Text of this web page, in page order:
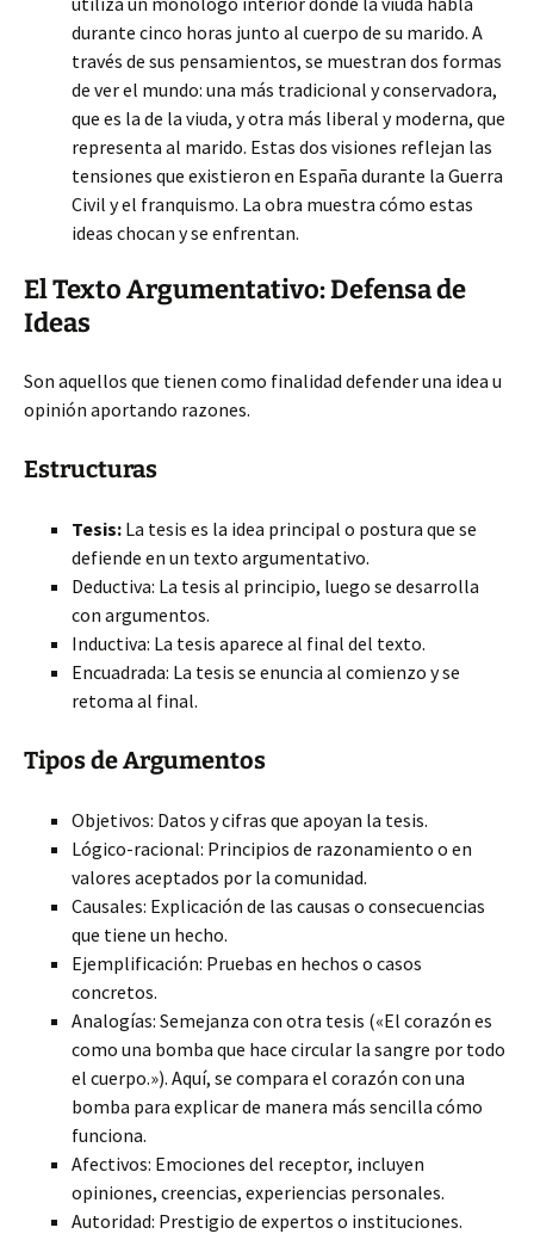
durante cinco horas junto al cuerpo de su marido. A
través de sus pensamientos, se muestran dos formas
de ver el mundo: una más tradicional y conservadora,
que es la de la viuda, y otra más liberal y moderna, que
representa al marido. Estas dos visiones reflejan las
tensiones que existieron en España durante la Guerra
Civil y el franquismo. La obra muestra cómo estas
ideas chocan y se enfrentan.
El Texto Argumentativo: Defensa de
Ideas
Son aquellos que tienen como finalidad defender una idea u
opinión aportando razones.
Estructuras
Tesis: La tesis es la idea principal o postura que se
defiende en un texto argumentativo.
Deductiva: La tesis al principio, luego se desarrolla
con argumentos.
Inductiva: La tesis aparece al final del texto.
Encuadrada: La tesis se enuncia al comienzo y se
retoma al final.
Tipos de Argumentos
Objetivos: Datos y cifras que apoyan la tesis.
Lógico-racional: Principios de razonamiento o en
valores aceptados por la comunidad.
Causales: Explicación de las causas o consecuencias
que tiene un hecho.
Ejemplificación: Pruebas en hechos o casos
concretos.
Analogías: Semejanza con otra tesis («El corazón es
como una bomba que hace circular la sangre por todo
el cuerpo.»). Aquí, se compara el corazón con una
bomba para explicar de manera más sencilla cómo
funciona.
Afectivos: Emociones del receptor, incluyen
opiniones, creencias, experiencias personales.
Autoridad: Prestigio de expertos o instituciones.